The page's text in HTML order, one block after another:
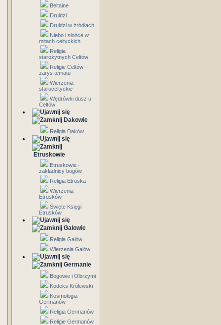
Beltaine
Druidzi
Druidzi w źródłach
Niebo i słońce w
mitach celtyckich
Religia
starożytnych Celtów
Religie Celtów -
zarys tematu
Wierzenia
staroceltyckie
Wędrówki dusz u
Celtów
Dakowie
Religia Daków
Etruskowie
Etruskowie -
zakładnicy bogów
Religia Etruska
Wierzenia
Etrusków
Święte Księgi
Etrusków
Galowie
Religia Galów
Wierzenia Galów
Germanie
Bogowie i Olbrzymi
Kodeks Królewski
Kosmologia
Germanów
Religia Germanów
Religie Germanów